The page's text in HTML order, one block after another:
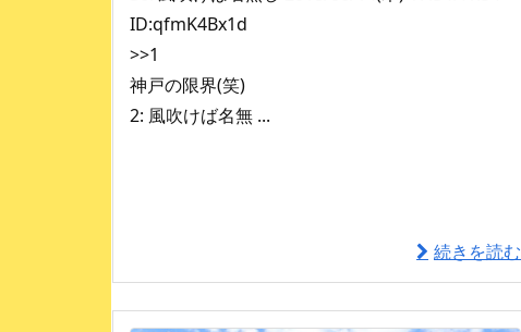
ID:qfmK4Bx1d
>>1
神戸の限界(笑)
2: 風吹けば名無 ...
続きを読む